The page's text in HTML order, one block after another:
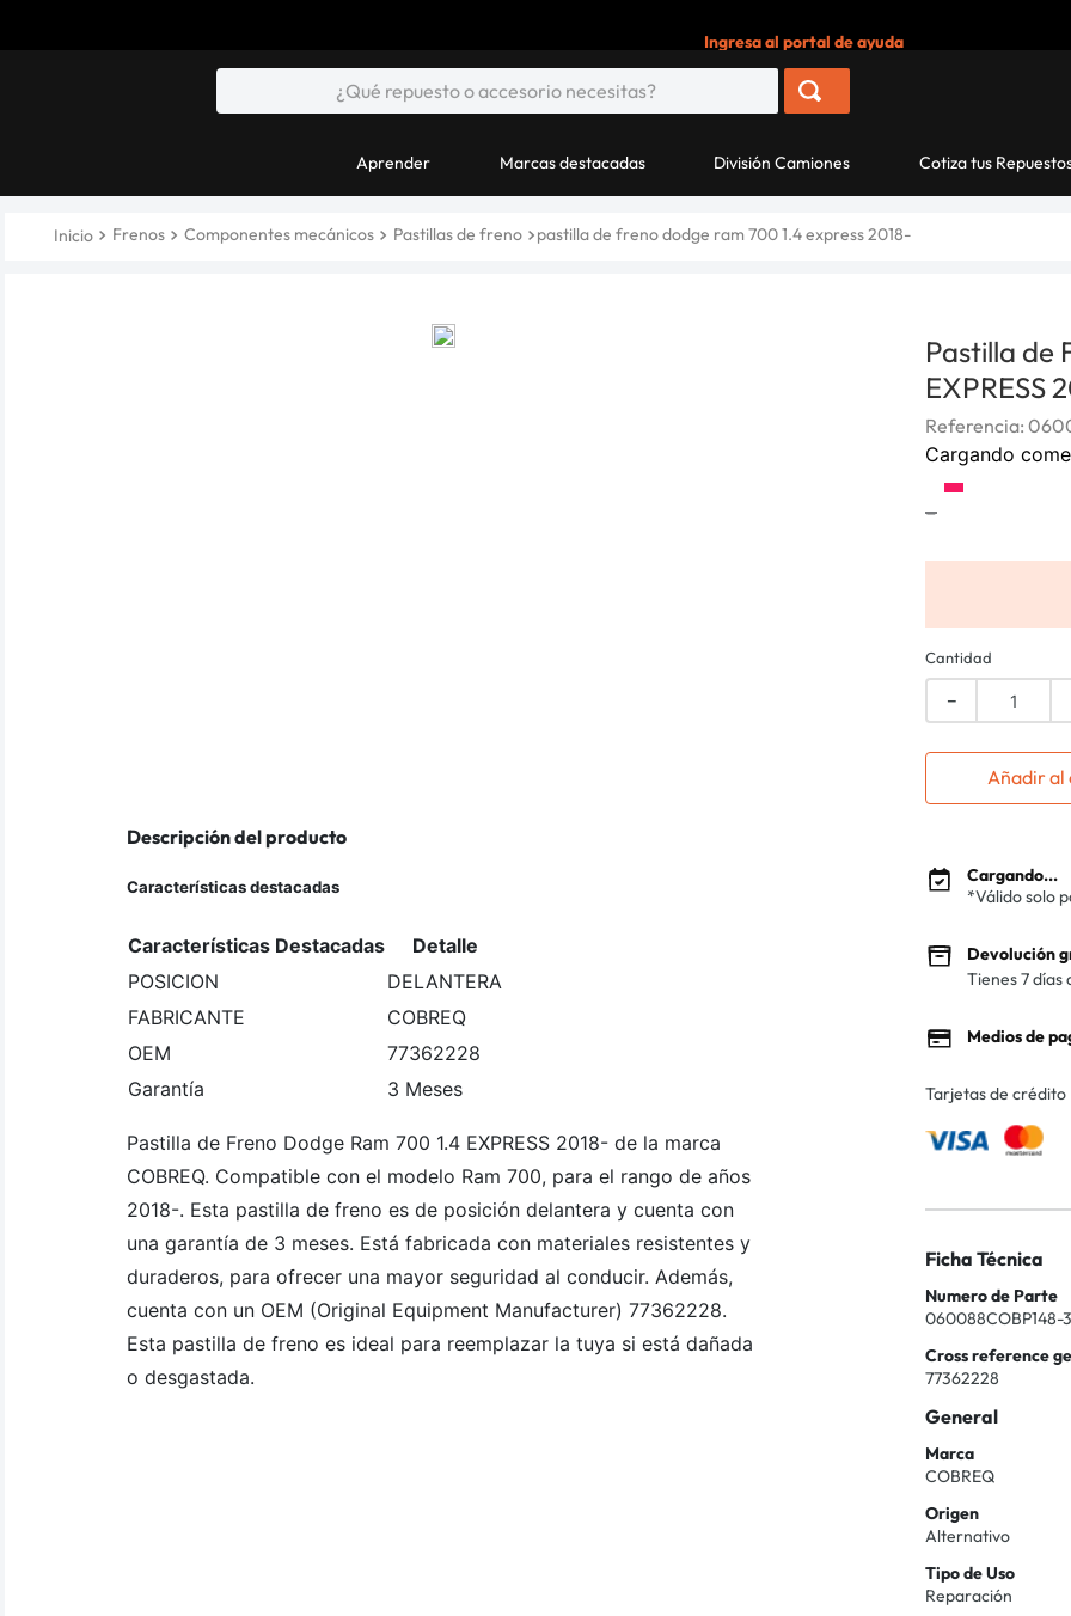
Ingresa al portal de ayuda
Aprender Marcas destacadas División Camiones Cotiza tus
Frenos Componentes mecánicos Pastillas de freno pastilla de freno dodge ram 700 1.4 express 2018-
Descripción del producto
Características destacadas
Características Destacadas
Detalle
POSICION
DELANTERA
FABRICANTE
COBREQ
OEM
77362228
Garantía
3 Meses
Pastilla de Freno Dodge Ram 700 1.4 EXPRESS 2018- de la marca
COBREQ. Compatible con el modelo Ram 700, para el rango de años
2018-. Esta pastilla de freno es de posición delantera y cuenta con
una garantía de 3 meses. Está fabricada con materiales resistentes y
duraderos, para ofrecer una mayor seguridad al conducir. Además,
cuenta con un OEM (Original Equipment Manufacturer) 77362228.
Esta pastilla de freno es ideal para reemplazar la tuya si está dañada
o desgastada.
Pastilla de
EXPRESS
Referencia:
Cargando
-
Cantidad
－
Añadir
Cargando...
*Válido solo
Devolución
Tienes 7 días
Medios de
Tarjetas de crédito
Ficha Técnica
Numero de Parte
060088COBP148-
Cross reference
77362228
General
Marca
COBREQ
Origen
Alternativo
Tipo de Uso
Reparación